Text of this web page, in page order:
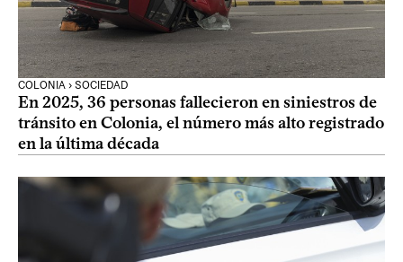
COLONIA › SOCIEDAD
En 2025, 36 personas fallecieron en siniestros de
tránsito en Colonia, el número más alto registrado
en la última década